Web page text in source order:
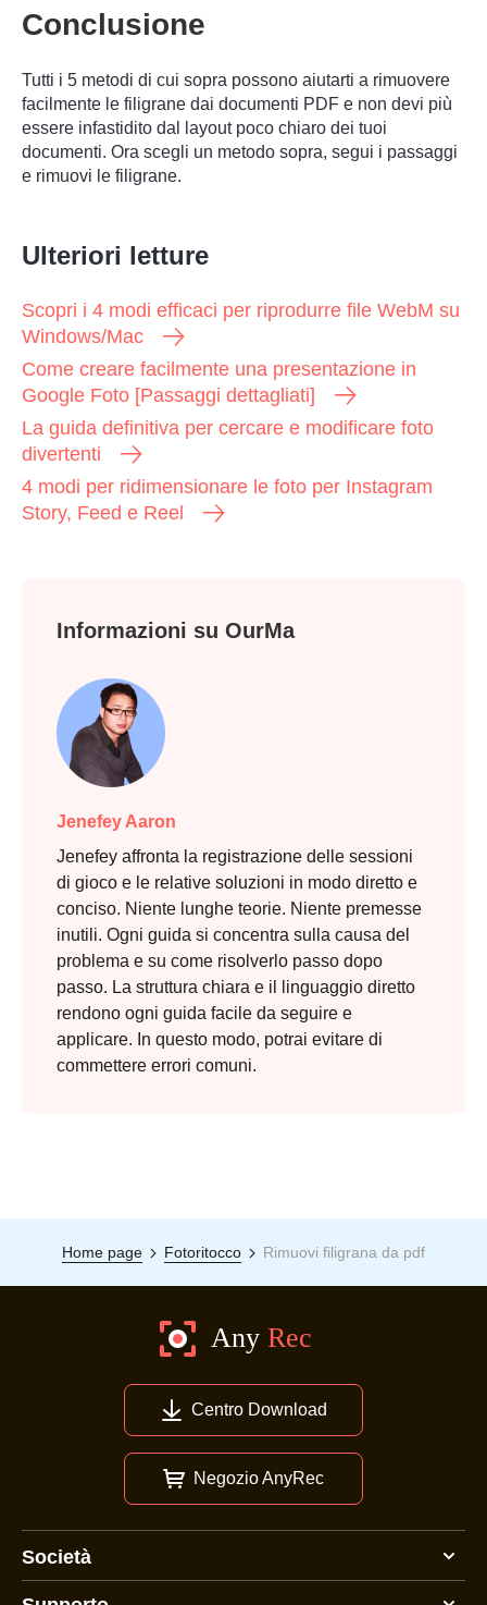
3.
Conclusione
Tutti i 5 metodi di cui sopra possono aiutarti a rimuovere
facilmente le filigrane dai documenti PDF e non devi più
essere infastidito dal layout poco chiaro dei tuoi
documenti. Ora scegli un metodo sopra, segui i passaggi
e rimuovi le filigrane.
Ulteriori letture
Scopri i 4 modi efficaci per riprodurre file WebM su
Windows/Mac
Come creare facilmente una presentazione in
Google Foto [Passaggi dettagliati]
La guida definitiva per cercare e modificare foto
divertenti
4 modi per ridimensionare le foto per Instagram
Story, Feed e Reel
Informazioni su OurMa
Jenefey Aaron
Jenefey affronta la registrazione delle sessioni
di gioco e le relative soluzioni in modo diretto e
conciso. Niente lunghe teorie. Niente premesse
inutili. Ogni guida si concentra sulla causa del
problema e su come risolverlo passo dopo
passo. La struttura chiara e il linguaggio diretto
rendono ogni guida facile da seguire e
applicare. In questo modo, potrai evitare di
commettere errori comuni.
Home page Fotoritocco Rimuovi filigrana da pdf
Centro Download
Negozio AnyRec
Società